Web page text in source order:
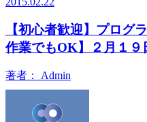
【初心者歓迎】プログ
作業でもOK】２月１９
著者： Admin